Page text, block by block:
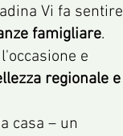
Vi fa sentire
famigliare.
e
regionale e
casa – un